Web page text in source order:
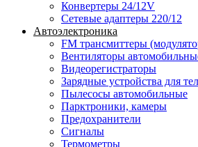
Конвертеры 24/12V
Сетевые адаптеры 220/12
Автоэлектроника
FM трансмиттеры
Вентиляторы
Видеорегистраторы
Зарядные устройства для
Пылесосы автомобильные
Парктроники, камеры
Предохранители
Сигналы
Термометры